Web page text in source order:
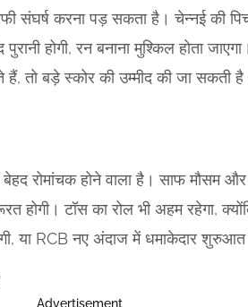
संघर्ष करना पड़ सकता है। चेन्नई की
होगी, रन बनाना मुश्किल होता
तो बड़े स्कोर की उम्मीद की जा सकती
रोमांचक होने वाला है। साफ मौसम और
टॉस का रोल भी अहम रहेगा,
या RCB नए अंदाज में धमाकेदार शुरुआत
Advertisement